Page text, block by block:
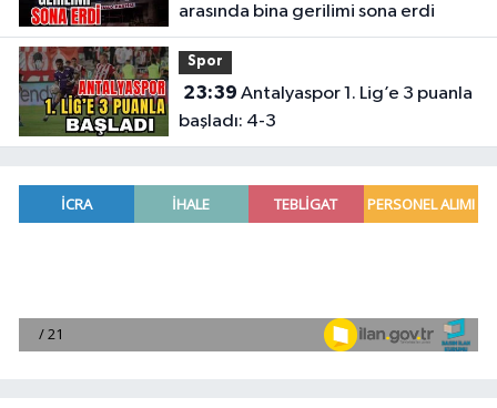
arasında bina gerilimi sona erdi
Spor
23:39
başladı: 4-3